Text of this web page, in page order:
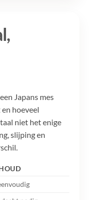
Japans mes
hoeveel
niet het enige
slijping en